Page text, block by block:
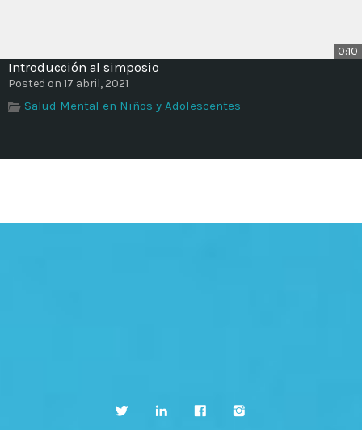
0:10
Introducción al simposio
Posted on 17 abril, 2021
Salud Mental en Niños y Adolescentes